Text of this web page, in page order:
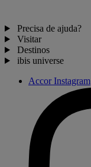
Precisa de ajuda?
Visitar
Destinos
ibis universe
Accor Instagram